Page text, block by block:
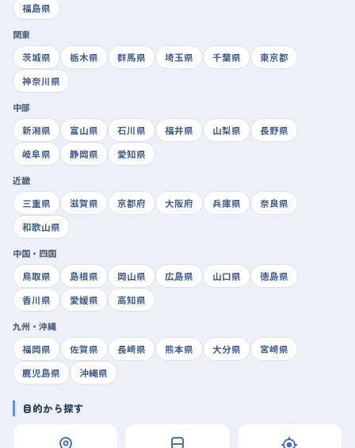
福島県
関東
茨城県
栃木県 群馬県 埼玉県 千葉県
東京都
神奈川県
中部
新潟県
富山県 石川県 福井県 山梨県
長野県
岐阜県
静岡県 愛知県
近畿
三重県
滋賀県 京都府 大阪府 兵庫県
奈良県
和歌山県
中国・四国
鳥取県
島根県 岡山県 広島県 山口県
徳島県
香川県
愛媛県 高知県
九州・沖縄
福岡県
佐賀県 長崎県 熊本県 大分県
宮崎県
鹿児島県
沖縄県
目的から探す